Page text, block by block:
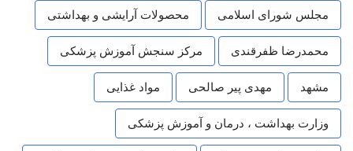
مجلس شورای اسلامی محصولات آرایشی و بهداشتی
محمدرضا ظفرقندی مرکز سنجش آموزش پزشکی
مشهد مهدی پیر صالحی مواد غذایی
وزارت بهداشت ، درمان و آموزش پزشکی